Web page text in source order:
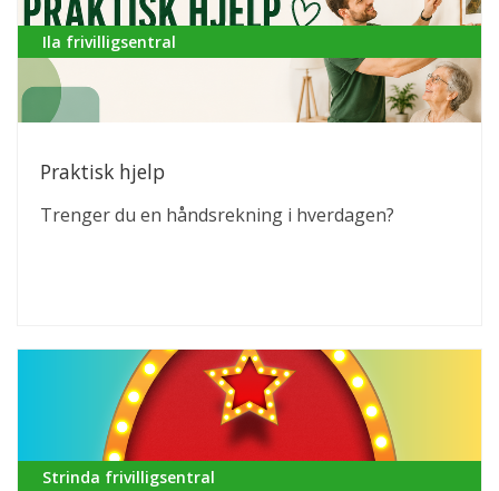
Ila frivilligsentral
Praktisk hjelp
Trenger du en håndsrekning i hverdagen?
Strinda frivilligsentral